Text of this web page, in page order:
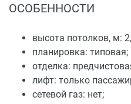
ОСОБЕННОСТИ
высота потолков, м:
планировка: типовая;
отделка:
лифт: только
сетевой газ: нет;